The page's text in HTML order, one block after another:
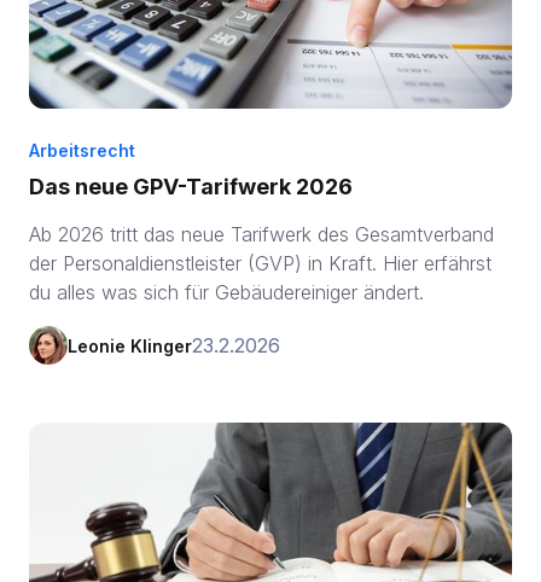
Arbeitsrecht
Das neue GPV-Tarifwerk 2026
Ab 2026 tritt das neue Tarifwerk des Gesamtverband
der Personaldienstleister (GVP) in Kraft. Hier erfährst
du alles was sich für Gebäudereiniger ändert.
Leonie Klinger23.2.2026